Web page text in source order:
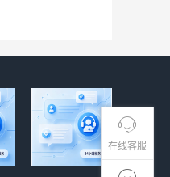
在线客服